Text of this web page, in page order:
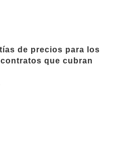
de precios para los
que cubran